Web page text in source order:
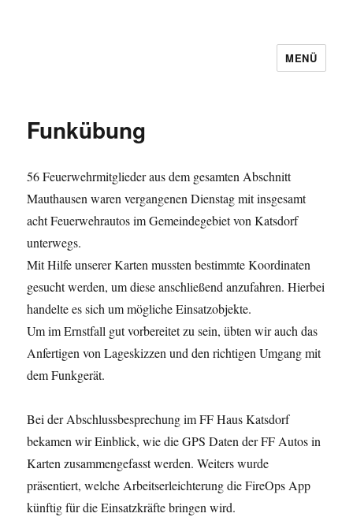
MENÜ
Funkübung
56 Feuerwehrmitglieder aus dem gesamten Abschnitt
Mauthausen waren vergangenen Dienstag mit insgesamt
acht Feuerwehrautos im Gemeindegebiet von Katsdorf
unterwegs.
Mit Hilfe unserer Karten mussten bestimmte Koordinaten
gesucht werden, um diese anschließend anzufahren. Hierbei
handelte es sich um mögliche Einsatzobjekte.
Um im Ernstfall gut vorbereitet zu sein, übten wir auch das
Anfertigen von Lageskizzen und den richtigen Umgang mit
dem Funkgerät.
Bei der Abschlussbesprechung im FF Haus Katsdorf
bekamen wir Einblick, wie die GPS Daten der FF Autos in
Karten zusammengefasst werden. Weiters wurde
präsentiert, welche Arbeitserleichterung die FireOps App
künftig für die Einsatzkräfte bringen wird.